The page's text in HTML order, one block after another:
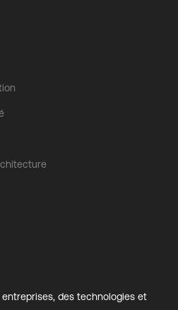
des technologies et